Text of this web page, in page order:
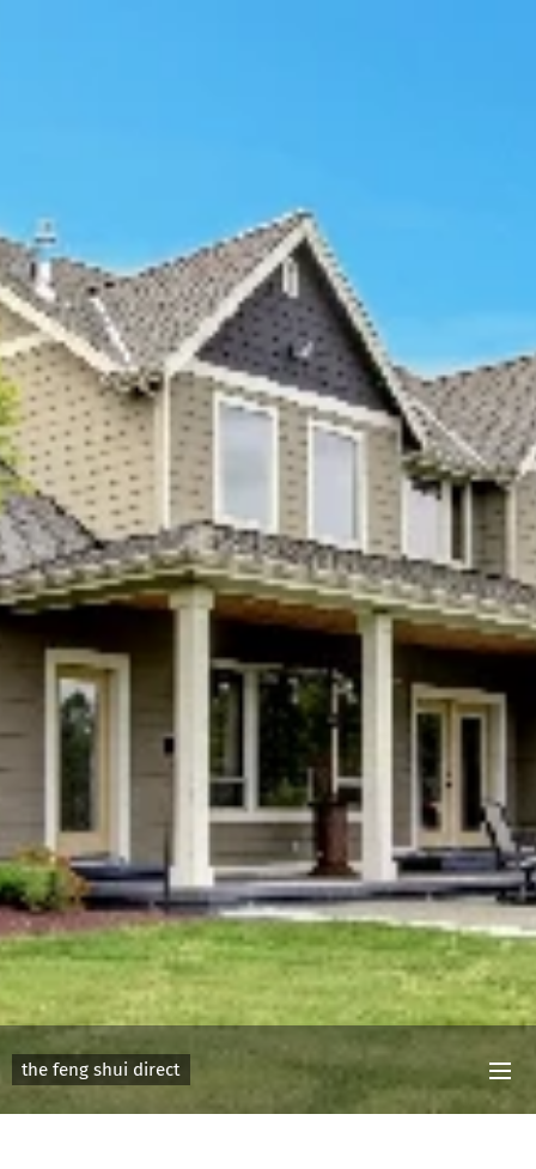
the feng shui direct